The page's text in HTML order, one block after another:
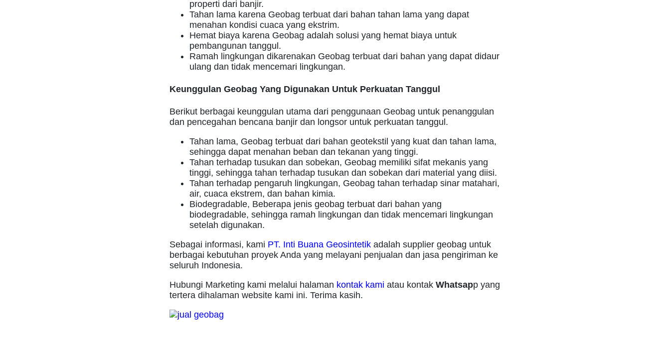
properti dari banjir.
Tahan lama karena Geobag terbuat dari bahan tahan lama yang dapat
menahan kondisi cuaca yang ekstrim.
Hemat biaya karena Geobag adalah solusi yang hemat biaya untuk
pembangunan tanggul.
Ramah lingkungan dikarenakan Geobag terbuat dari bahan yang dapat didaur
ulang dan tidak mencemari lingkungan.
Keunggulan Geobag Yang Digunakan Untuk Perkuatan Tanggul
Berikut berbagai keunggulan utama dari penggunaan Geobag untuk penanggulan
dan pencegahan bencana banjir dan longsor untuk perkuatan tanggul.
Tahan lama, Geobag terbuat dari bahan geotekstil yang kuat dan tahan lama,
sehingga dapat menahan beban dan tekanan yang tinggi.
Tahan terhadap tusukan dan sobekan, Geobag memiliki sifat mekanis yang
tinggi, sehingga tahan terhadap tusukan dan sobekan dari material yang diisi.
Tahan terhadap pengaruh lingkungan, Geobag tahan terhadap sinar matahari,
air, cuaca ekstrem, dan bahan kimia.
Biodegradable, Beberapa jenis geobag terbuat dari bahan yang
biodegradable, sehingga ramah lingkungan dan tidak mencemari lingkungan
setelah digunakan.
Sebagai informasi, kami PT. Inti Buana Geosintetik adalah supplier geobag untuk
berbagai kebutuhan proyek Anda yang melayani penjualan dan jasa pengiriman ke
seluruh Indonesia.
Hubungi Marketing kami melalui halaman kontak kami atau kontak Whatsapp yang
tertera dihalaman website kami ini. Terima kasih.